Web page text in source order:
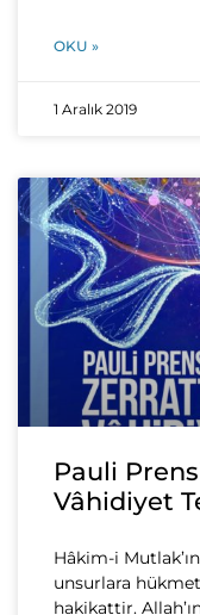
OKU »
1 Aralık 2019
Pauli
Vâhidiyet
Hâkim-i
unsurlara
hakikattir.